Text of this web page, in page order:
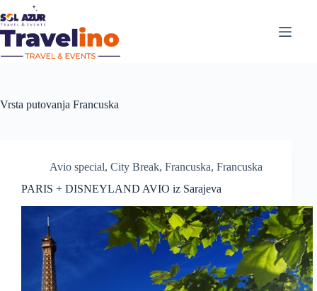
Vrsta putovanja Francuska
Avio special, City Break, Francuska, Francuska
PARIS + DISNEYLAND AVIO iz Sarajeva